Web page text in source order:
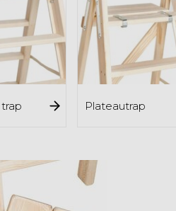
Plateautrap